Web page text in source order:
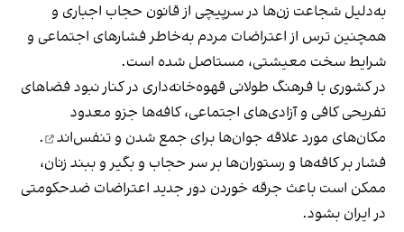
به‌دلیل شجاعت زن‌ها در سرپیچی از قانون حجاب اجباری و
همچنین ترس از اعتراضات مردم به‌خاطر فشارهای اجتماعی و
شرایط سخت معیشتی، مستاصل شده است.
در کشوری با فرهنگ طولانی قهوه‌‌خانه‌داری در کنار نبود فضاهای
تفریحی کافی و آزادی‌های اجتماعی، کافه‌ها جزو معدود
مکان‌های مورد علاقه جوان‌ها برای جمع شدن و تنفس‌اند
.
فشار بر کافه‌ها و رستوران‌ها بر سر حجاب و بگیر و ببند زنان،
ممکن است باعث جرقه خوردن دور جدید اعتراضات ضدحکومتی
در ایران بشود.